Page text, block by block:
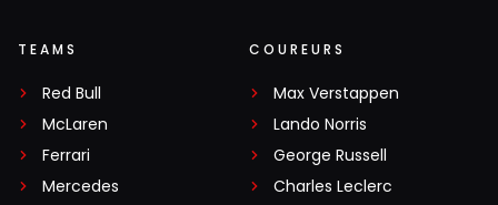
TEAMS
Red Bull
McLaren
Ferrari
Mercedes
COUREURS
Max Verstappen
Lando Norris
George Russell
Charles Leclerc